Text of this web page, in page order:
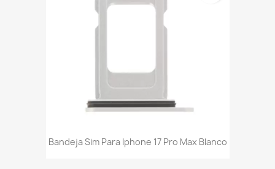
Bandeja Sim Para Iphone 17 Pro Max Blanco